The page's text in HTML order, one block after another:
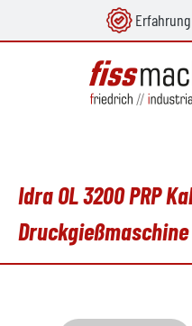
Idra OL 3200 PRP